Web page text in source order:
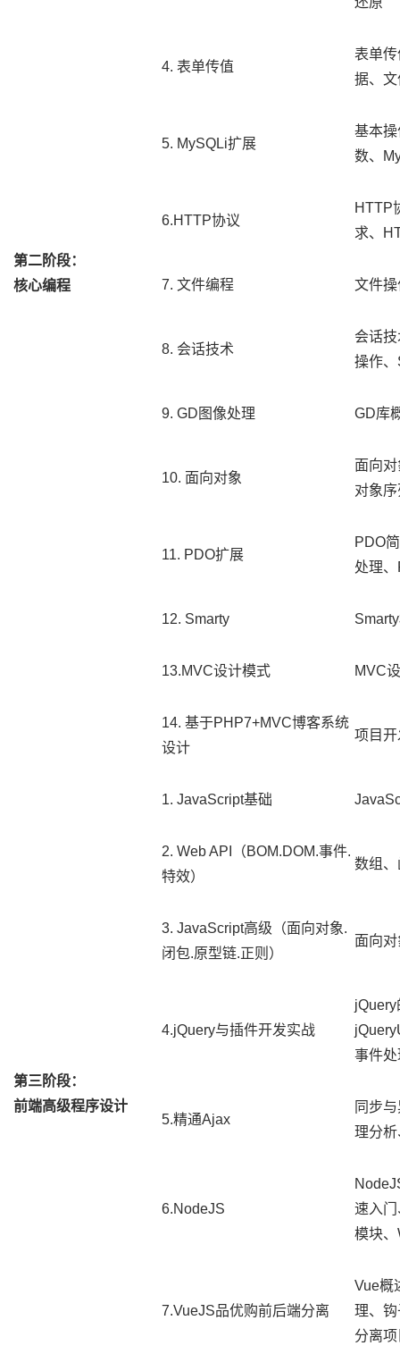
第二阶段：
核心编程
4. 表单传值
表单
据、
5. MySQLi扩展
基本
数、
6.HTTP协议
HTTP
求、
7. 文件编程 文件
8. 会话技术
会话
操作
9. GD图像处理 GD库
10. 面向对象
面向
对象
11. PDO扩展
PDO
处理
12. Smarty
13.MVC设计模式 MVC
14. 基于PHP7+MVC博客系统
设计
项目
第三阶段：
前端高级程序设计
1. JavaScript基础
2. Web API（BOM.DOM.事件.
特效）
数组
3. JavaScript高级（面向对象.
闭包.原型链.正则）
面向
4.jQuery与插件开发实战
事件处
5.精通Ajax
同步
理分
6.NodeJS
速入
模块
7.VueJS品优购前后端分离
Vue概
理、
分离